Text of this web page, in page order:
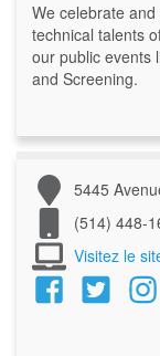
We celebrate
technical talents
our public events
and Screening.
5445
(514) 448-
Visitez le